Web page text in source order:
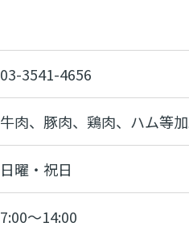
03-3541-4656
牛肉、豚肉、鶏肉、ハム等
日曜・祝日
7:00～14:00